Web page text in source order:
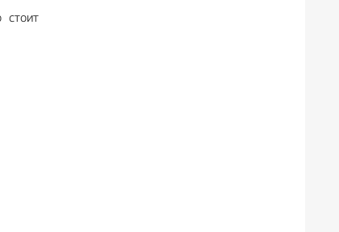
стоит